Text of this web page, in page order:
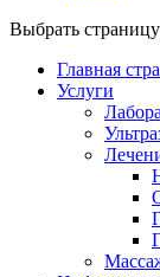
Выбрать страницу
Главная
Услуги